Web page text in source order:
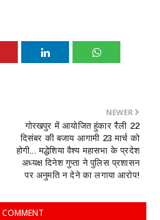
NEWER
गोरखपुर में आयोजित हुंकार रैली 22
दिसंबर की बजाय आगामी 23 मार्च को
होगी... मद्धेशिया वैश्य महासभा के प्रदेश
अध्यक्ष दिनेश गुप्ता ने पुलिस प्रशासन
पर अनुमति न देने का लगाया आरोप!